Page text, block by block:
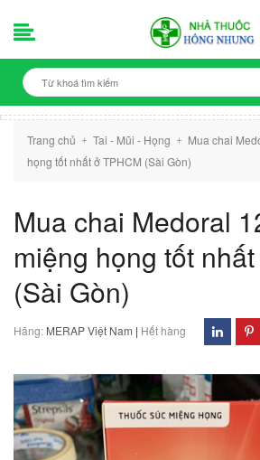
Trang chủ + Tai - Mũi - Họng +
Mua chai
họng tốt nhất ở TPHCM (Sài Gòn)
Mua chai Medoral
miệng họng tốt
(Sài Gòn)
Hãng: MERAP Việt Nam | Hết hàng